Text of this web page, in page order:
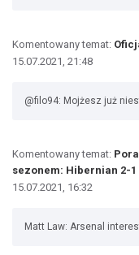
Komentowany temat:
15.07.2021, 21:48
@filo94: Mojżesz już
Komentowany temat:
sezonem: Hibernian 2-1
15.07.2021, 16:32
Matt Law: Arsenal